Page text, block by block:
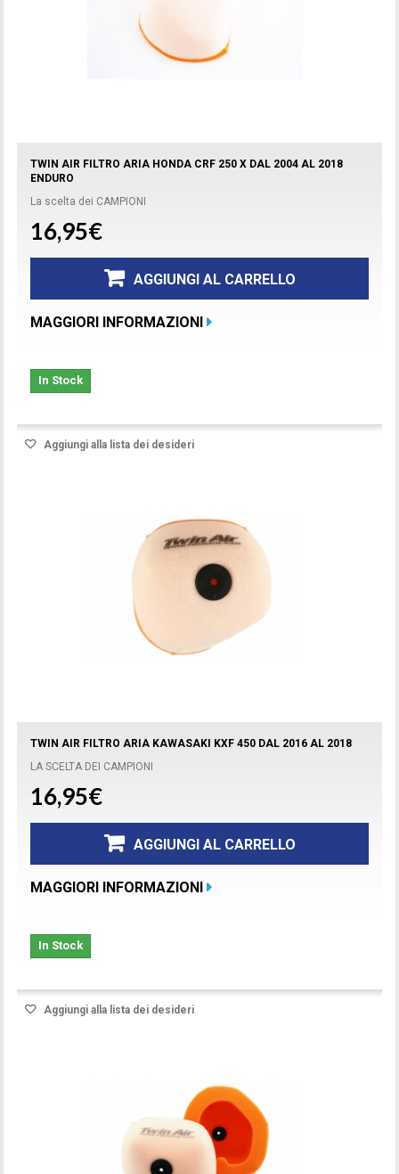
TWIN AIR FILTRO ARIA HONDA CRF 250 X DAL 2004 AL 2018
ENDURO
La scelta dei CAMPIONI
16,95€
AGGIUNGI AL CARRELLO
MAGGIORI INFORMAZIONI
In Stock
Aggiungi alla lista dei desideri
TWIN AIR FILTRO ARIA KAWASAKI KXF 450 DAL 2016 AL 2018
LA SCELTA DEI CAMPIONI
16,95€
AGGIUNGI AL CARRELLO
MAGGIORI INFORMAZIONI
In Stock
Aggiungi alla lista dei desideri